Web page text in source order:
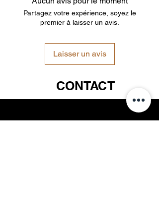
lumière unique
Partagez votre expérience, soyez le
premier à laisser un avis.
Laisser un avis
CONTACT